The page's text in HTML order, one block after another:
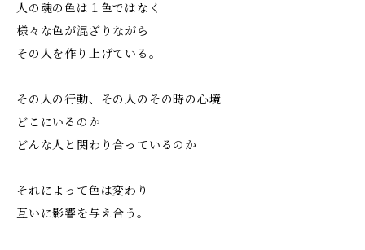
人の魂の色は１色ではなく
様々な色が混ざりながら
その人を作り上げている。
その人の行動、その人のその時の心境
どこにいるのか
どんな人と関わり合っているのか
それによって色は変わり
互いに影響を与え合う。